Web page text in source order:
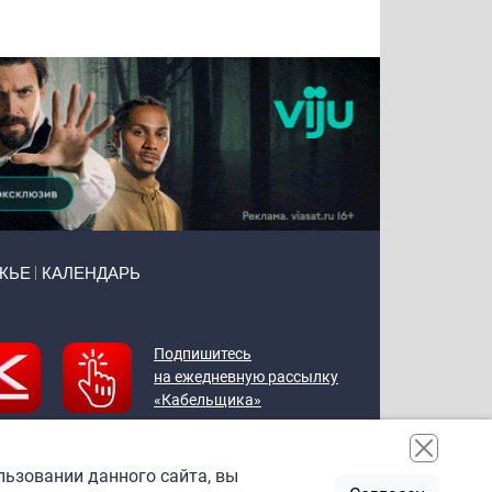
КАЛЕНДАРЬ
Подпишитесь
на ежедневную рассылку
«Кабельщика»
данного сайта, вы